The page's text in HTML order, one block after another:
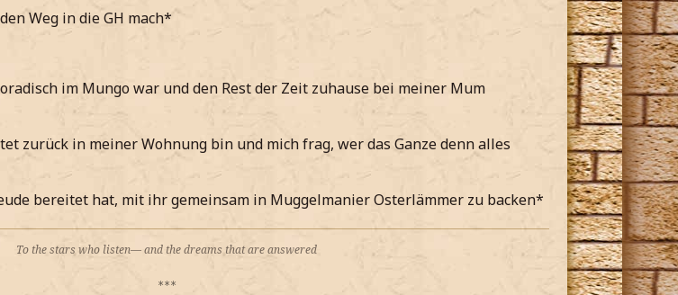
Weg in die GH mach*
im Mungo war und den Rest der Zeit zuhause bei meiner Mum
zurück in meiner Wohnung bin und mich frag, wer das Ganze denn alles
bereitet hat, mit ihr gemeinsam in Muggelmanier Osterlämmer zu backen*
To the stars who listen— and the dreams that are answered
***